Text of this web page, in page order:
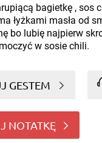
bagietkę , sos
łyżkami masła od
bo lubię najpierw
w sosie chili.
GESTEM
NOTATKĘ